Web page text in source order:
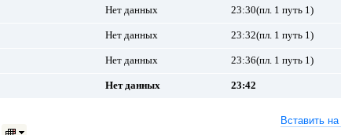
Нет данных 23:30(пл. 1 путь 1)
Нет данных 23:32(пл. 1 путь 1)
Нет данных 23:36(пл. 1 путь 1)
Нет данных 23:42
Вставить